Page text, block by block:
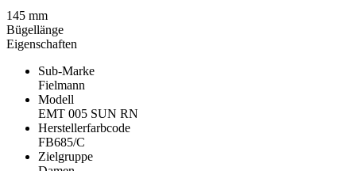
Eigenschaften
Sub-Marke
Fielmann
Modell
EMT 005 SUN RN
Herstellerfarbcode
FB685/C
Zielgruppe
145 mm
Bügellänge